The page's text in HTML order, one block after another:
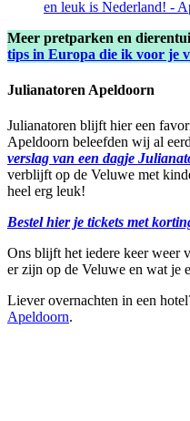
Meer pretparken en
tips in Europa die ik voor je
Julianatoren Apeldoorn
Julianatoren blijft hier een
Apeldoorn beleefden wij al
verslag van een dagje
verblijft op de Veluwe met
heel erg leuk!
Bestel hier je tickets met
Ons blijft het iedere keer weer
er zijn op de Veluwe en wat je
Liever overnachten in een
Apeldoorn.